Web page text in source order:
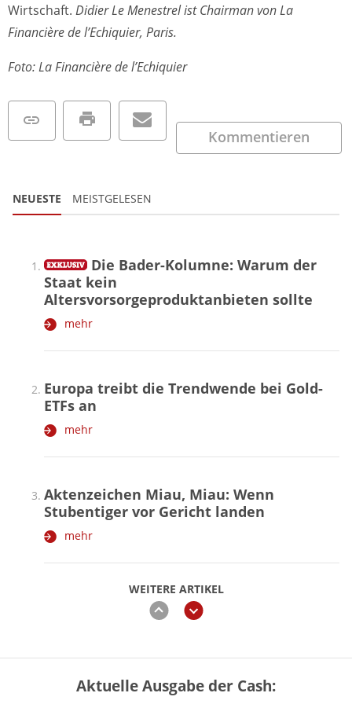
Wirtschaft. Didier Le Menestrel ist Chairman von La
Financière de l’Echiquier, Paris.
Foto: La Financière de l’Echiquier
Kommentieren
NEUESTE MEISTGELESEN
WEITERE ARTIKEL
zurückweiter
Die Bader-Kolumne: Warum der
Staat kein
Altersvorsorgeproduktanbieten sollte
mehr
Europa treibt die Trendwende bei Gold-
ETFs an
mehr
Aktenzeichen Miau, Miau: Wenn
Stubentiger vor Gericht landen
mehr
Vermieter-Zutritt: Wann Mieter
Aktuelle Ausgabe der Cash: